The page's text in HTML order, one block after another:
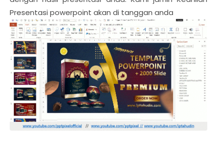
Presentasi powerpoint akan di tanggan anda